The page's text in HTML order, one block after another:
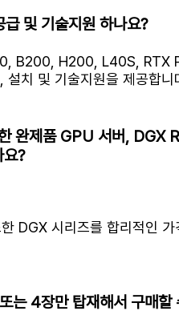
및 기술지원 하나요?
B200, H200, L40S,
설치 및 기술지원을 제공합니
한 완제품 GPU 서버,
?
DGX 시리즈를 합리적인
4장만 탑재해서 구매할